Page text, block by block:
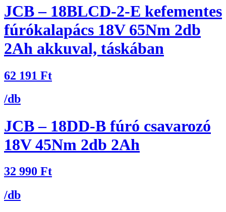
JCB – 18BLCD-2-E kefementes
fúrókalapács 18V 65Nm 2db
2Ah akkuval, táskában
62 191 Ft
/db
JCB – 18DD-B fúró csavarozó
18V 45Nm 2db 2Ah
32 990 Ft
/db